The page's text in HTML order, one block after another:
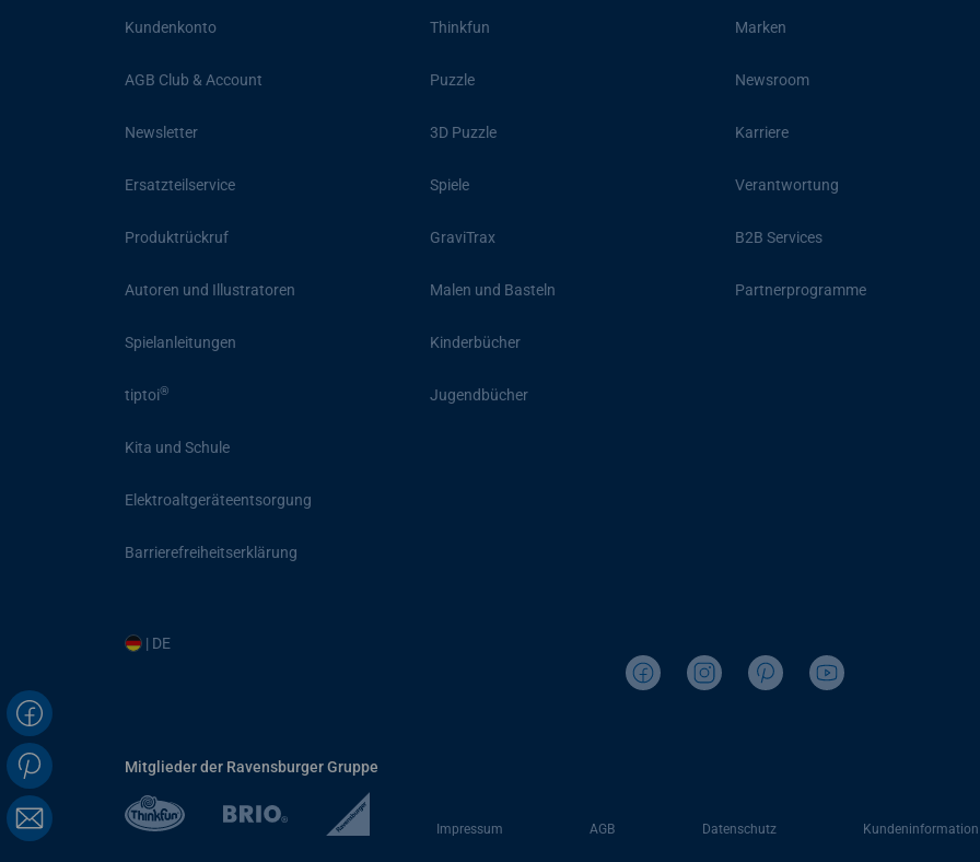
Kundenkonto
AGB Club & Account
Newsletter
Ersatzteilservice
Produktrückruf
Autoren und Illustratoren
Spielanleitungen
tiptoi®
Kita und Schule
Elektroaltgeräteentsorgung
Barrierefreiheitserklärung
Thinkfun
Puzzle
3D Puzzle
Spiele
GraviTrax
Malen und Basteln
Kinderbücher
Jugendbücher
Marken
Newsroom
Karriere
Verantwortung
B2B Services
Partnerprogramme
| DE
Mitglieder der Ravensburger Gruppe
Impressum AGB Datenschutz Kundeninformation